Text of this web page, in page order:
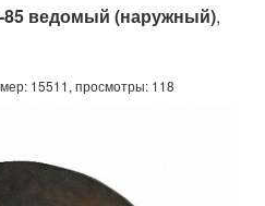
ведомый (наружный),
15511, просмотры: 118